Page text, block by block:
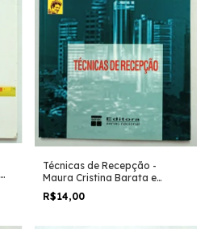
Técnicas de Recepção -
Maura Cristina Barata e
Outros
R$14,00